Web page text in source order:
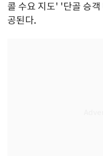
콜 수요 지도' '단골 승객
공된다.